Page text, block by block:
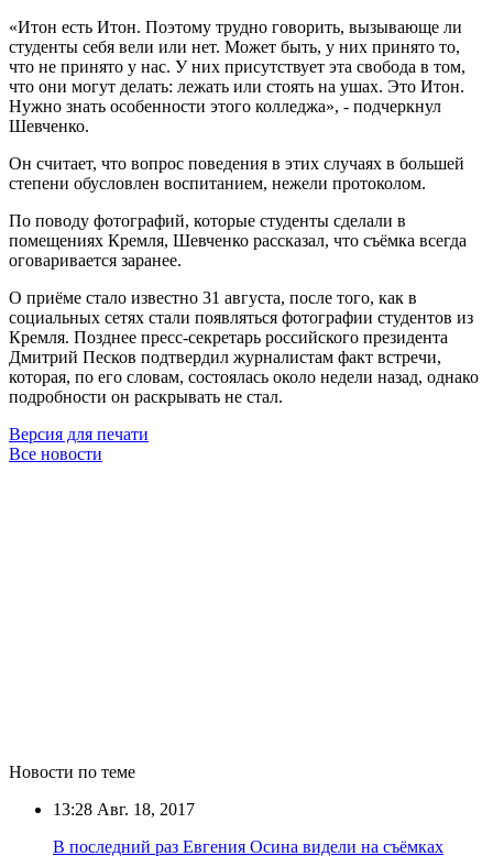
«Итон есть Итон. Поэтому трудно говорить, вызывающе ли
студенты себя вели или нет. Может быть, у них принято то,
что не принято у нас. У них присутствует эта свобода в том,
что они могут делать: лежать или стоять на ушах. Это Итон.
Нужно знать особенности этого колледжа», - подчеркнул
Шевченко.
Он считает, что вопрос поведения в этих случаях в большей
степени обусловлен воспитанием, нежели протоколом.
По поводу фотографий, которые студенты сделали в
помещениях Кремля, Шевченко рассказал, что съёмка всегда
оговаривается заранее.
О приёме стало известно 31 августа, после того, как в
социальных сетях стали появляться фотографии студентов из
Кремля. Позднее пресс-секретарь российского президента
Дмитрий Песков подтвердил журналистам факт встречи,
которая, по его словам, состоялась около недели назад, однако
подробности он раскрывать не стал.
Версия для печати
Все новости
Новости по теме
13:28 Авг. 18, 2017
В последний раз Евгения Осина видели на съёмках